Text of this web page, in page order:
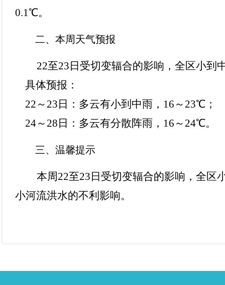
0.1℃。
二、本周天气预报
22至23日受切变辐合的影响，全区小到
具体预报：
22～23日：多云有小到中雨，16～23℃；
24～28日：多云有分散阵雨，16～24℃。
三、温馨提示
本周22至23日受切变辐合的影响，全区
小河流洪水的不利影响。